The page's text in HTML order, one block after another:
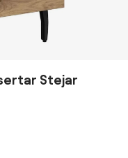
Stejar